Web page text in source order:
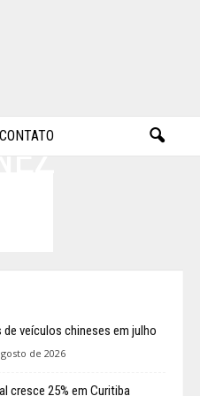
CONTATO
de veículos chineses em julho
de 2026
cresce 25% em Curitiba